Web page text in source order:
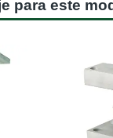
para este